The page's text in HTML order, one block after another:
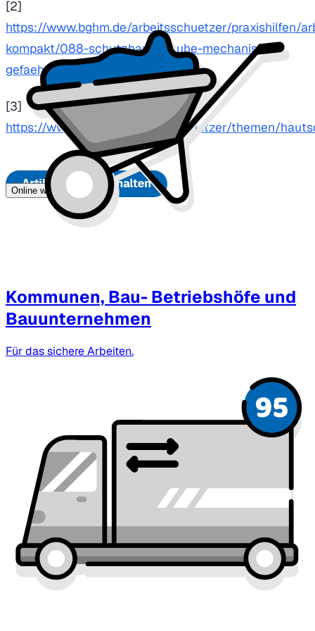
[2]
https://www.bghm.de/arbeitsschuetzer/praxishilfen/
kompakt/088-schutzhandschuhe-mechanische-
gefaehrdungen
[3]
https://www.bghm.de/arbeitsschuetzer/themen/
Online weiterlesen
Kommunen, Bau- Betriebshöfe und
Bauunternehmen
Für das sichere Arbeiten.